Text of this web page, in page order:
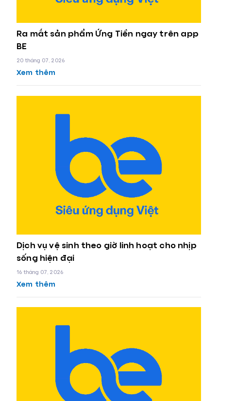
Ra mắt sản phẩm Ứng Tiền ngay trên app
BE
20 tháng 07, 2026
Xem thêm
Dịch vụ vệ sinh theo giờ linh hoạt cho nhịp
sống hiện đại
16 tháng 07, 2026
Xem thêm